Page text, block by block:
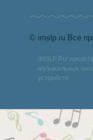
© imslp.ru Все
IMSLP.RU
музыкальных
устройств.